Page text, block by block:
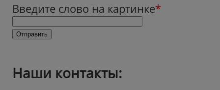
Введите слово на картинке*
Наши контакты: